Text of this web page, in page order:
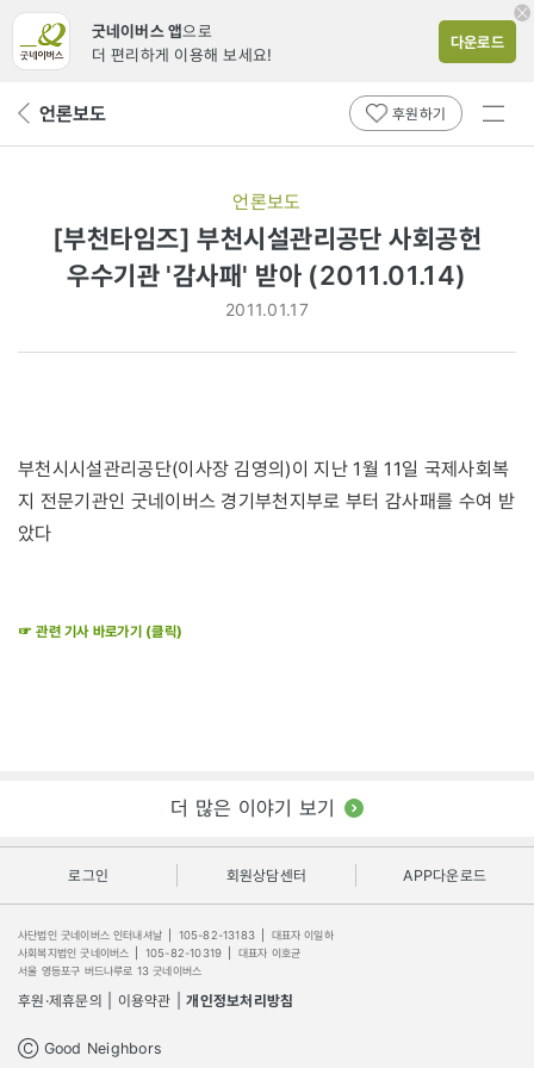
굿네이버스 앱으로
더 편리하게 이용해 보세요!
다운로드
뒤 언론보도 후원하기
전체
언론보도
[부천타임즈] 부천시설관리공단 사회공헌
우수기관 '감사패' 받아 (2011.01.14)
2011.01.17
부천시시설관리공단(이사장 김영의)이 지난 1월 11일 국제사회복
지 전문기관인 굿네이버스 경기부천지부로 부터 감사패를 수여 받
았다
☞ 관련 기사 바로가기 (클릭)
더 많은 이야기 보기
로그인 회원상담센터 APP다운로드
사단법인 굿네이버스 인터내셔날 105-82-13183
대표자 이일하
사회복지법인 굿네이버스
105-82-10319
대표자 이호균
서울 영등포구 버드나루로 13 굿네이버스
후원·제휴문의 이용약관 개인정보처리방침
Ⓒ Good Neighbors